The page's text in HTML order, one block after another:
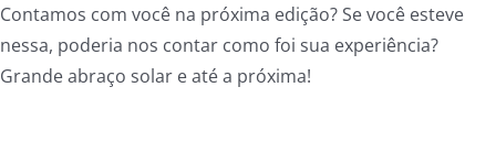
Contamos com você na próxima edição? Se você esteve
nessa, poderia nos contar como foi sua experiência?
Grande abraço solar e até a próxima!